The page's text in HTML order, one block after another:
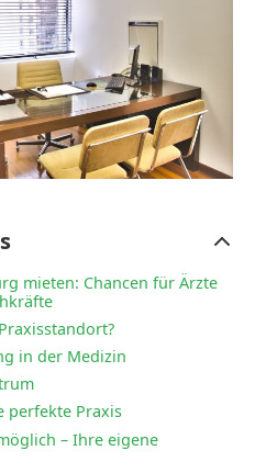
mieten: Chancen für Ärzte
in der Medizin
perfekte Praxis
– Ihre eigene